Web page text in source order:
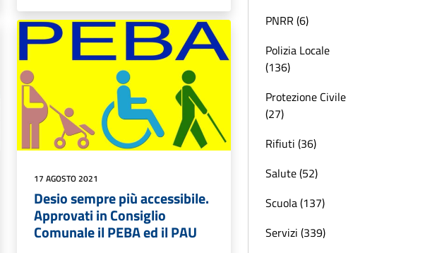
17 AGOSTO 2021
Desio sempre più accessibile.
Approvati in Consiglio
Comunale il PEBA ed il PAU
PNRR (6)
Polizia Locale
(136)
Protezione Civile
(27)
Rifiuti (36)
Salute (52)
Scuola (137)
Servizi (339)